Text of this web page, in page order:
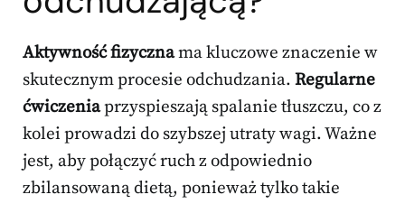
Aktywność fizycznama kluczowe znaczenie w
skutecznym procesie odchudzania. Regularne
ćwiczeniaprzyspieszają spalanie tłuszczu, co z
kolei prowadzi do szybszej utraty wagi. Ważne
jest, aby połączyć ruch z odpowiednio
zbilansowaną dietą, ponieważ tylko takie